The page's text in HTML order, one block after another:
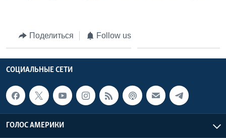
Поделиться Follow us
СОЦИАЛЬНЫЕ СЕТИ
ГОЛОС АМЕРИКИ